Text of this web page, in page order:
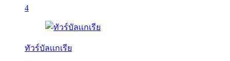
4
ทัวร์บัลเเกเรีย